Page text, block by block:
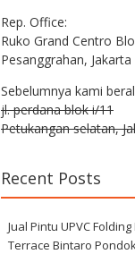
Rep. Office:
Ruko Grand Centro
Pesanggrahan, Jakarta
Sebelumnya kami
jl. perdana blok i/11
Petukangan selatan,
Recent Posts
Jual Pintu UPVC
Terrace Bintaro